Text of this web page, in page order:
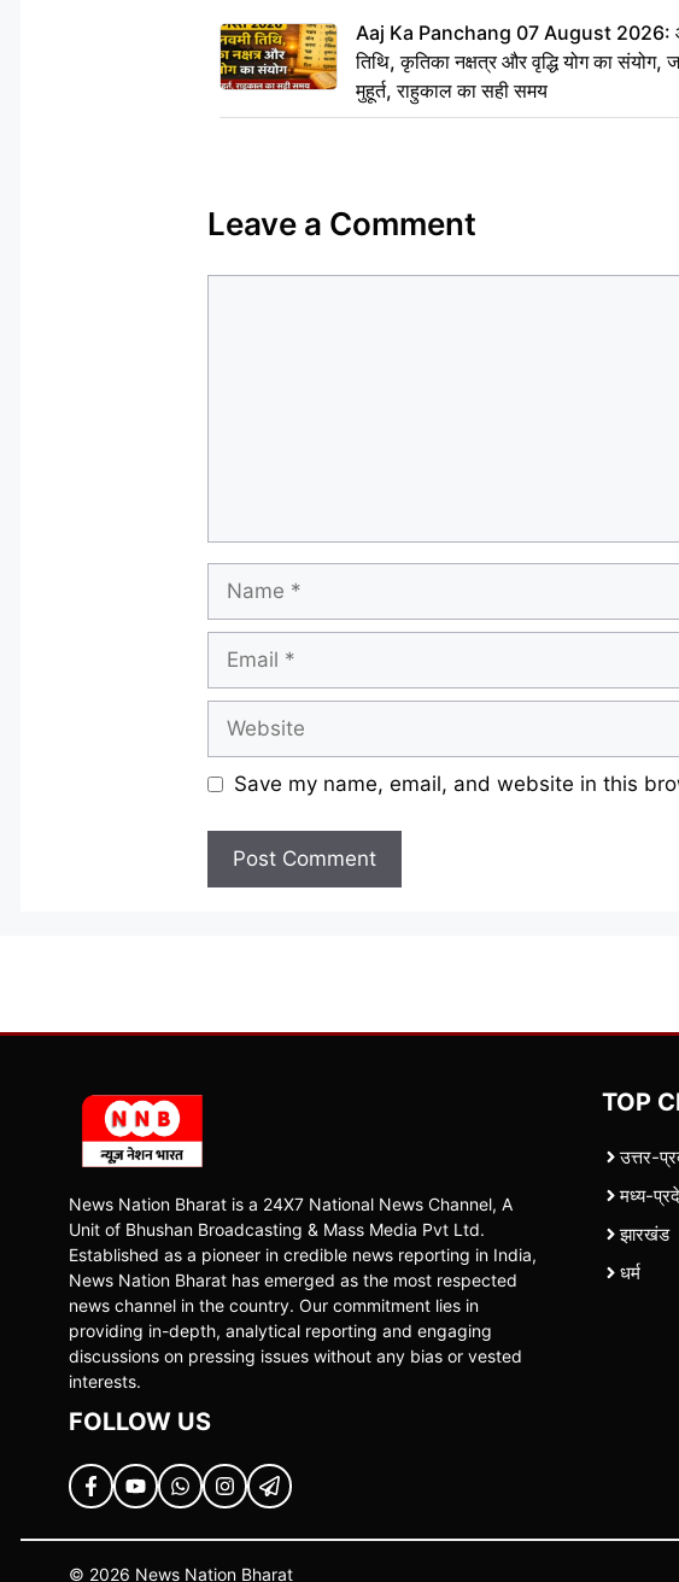
Aaj Ka Panchang 07 August 2026:
तिथि, कृतिका नक्षत्र और वृद्धि योग का संयोग,
मुहूर्त, राहुकाल का सही समय
Leave a Comment
Name
Email
Website
Save my name, email, and website in this
News Nation Bharat is a 24X7 National News Channel, A
Unit of Bhushan Broadcasting & Mass Media Pvt Ltd.
Established as a pioneer in credible news reporting in India,
News Nation Bharat has emerged as the most respected
news channel in the country. Our commitment lies in
providing in-depth, analytical reporting and engaging
discussions on pressing issues without any bias or vested
interests.
FOLLOW US
TOP
उत्तर-
मध्य-
झारखंड
धर्म
© 2026 News Nation Bharat